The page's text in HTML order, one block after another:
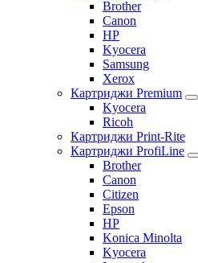
Brother
Canon
HP
Kyocera
Samsung
Xerox
Картриджи Premium
Kyocera
Ricoh
Картриджи Print-Rite
Картриджи ProfiLine
Brother
Canon
Citizen
Epson
HP
Konica Minolta
Kyocera